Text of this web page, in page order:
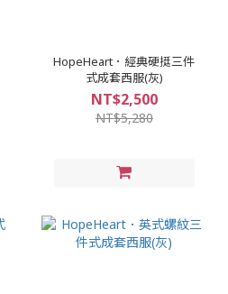
HopeHeart．經典硬挺三件
式成套西服(灰)
NT$2,500
NT$5,280